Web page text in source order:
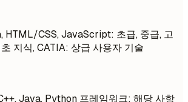
HTML/CSS, JavaScript: 초급, 중급, 고
지식, CATIA: 상급 사용자 기술
Java, Python 프레임워크: 해당 사항